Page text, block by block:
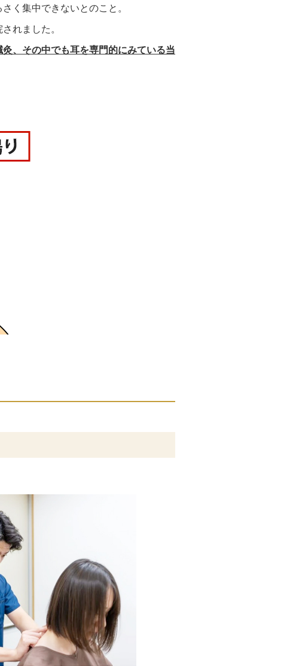
く集中できないとのこと。
れました。
、その中でも耳を専門的にみている当